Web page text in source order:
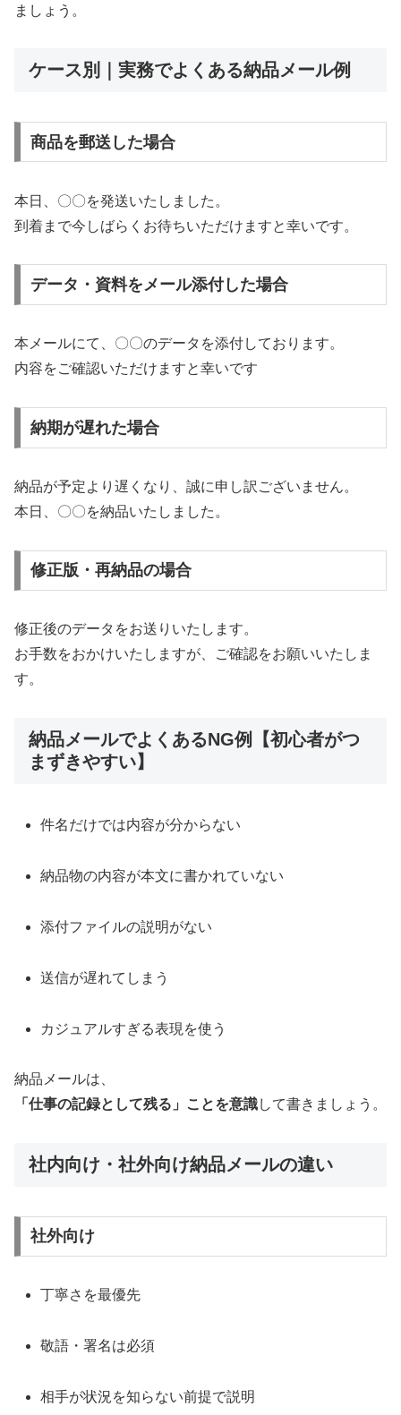
ましょう。
ケース別｜実務でよくある納品メール例
商品を郵送した場合
本日、〇〇を発送いたしました。
到着まで今しばらくお待ちいただけますと幸いです。
データ・資料をメール添付した場合
本メールにて、〇〇のデータを添付しております。
内容をご確認いただけますと幸いです
納期が遅れた場合
納品が予定より遅くなり、誠に申し訳ございません。
本日、〇〇を納品いたしました 。
修正版・再納品の場合
修正後のデータをお送りいたします。
お手数をおかけいたしますが、ご確認をお願いいたしま
す。
納品メールでよくあるNG例【初心者がつ
まずきやすい】
件名だけでは内容が分からない
納品物の内容が本文に書かれていない
添付ファイルの説明がない
送信が遅れてしまう
カジュアルすぎる表現を使う
納品メールは、
「仕事の記録として残る」ことを意識して書きましょう。
社内向け・社外向け納品メールの違い
社外向け
丁寧さを最優先
敬語・署名は必須
相手が状況を知らない前提で説明